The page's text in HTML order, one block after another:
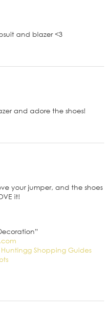
and blazer <3
and adore the shoes!
your jumper, and the shoes
it!
Shopping Guides